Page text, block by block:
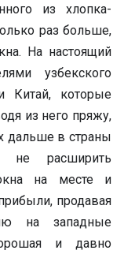
из хлопка-
раз больше,
На настоящий
узбекского
Китай, которые
из него пряжу,
дальше в страны
расширить
на месте и
продавая
на западные
и давно